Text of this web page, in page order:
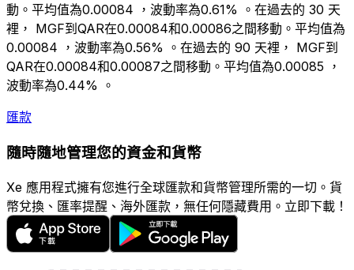
動。平均值為0.00084 ，波動率為0.61% 。在過去的 30 天
裡， MGF到QAR在0.00084和0.00086之間移動。平均值為
0.00084 ，波動率為0.56% 。在過去的 90 天裡， MGF到
QAR在0.00084和0.00087之間移動。平均值為0.00085 ，
波動率為0.44% 。
匯款
隨時隨地管理您的資金和貨幣
Xe 應用程式擁有您進行全球匯款和貨幣管理所需的一切。貨
幣兌換、匯率提醒、海外匯款，無任何隱藏費用。立即下載！